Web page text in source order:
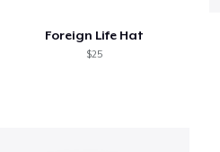
Foreign Life Hat
$25